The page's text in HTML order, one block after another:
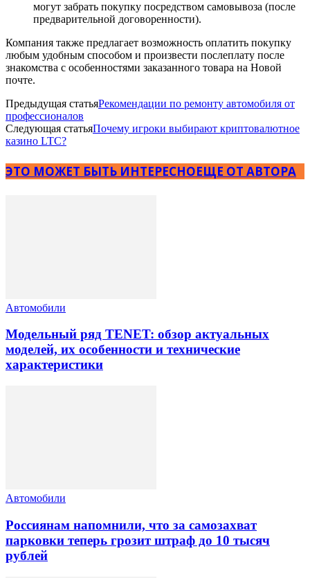
могут забрать покупку посредством самовывоза (после
предварительной договоренности).
Компания также предлагает возможность оплатить покупку
любым удобным способом и произвести послеплату после
знакомства с особенностями заказанного товара на Новой
почте.
Предыдущая статьяРекомендации по ремонту автомобиля от
профессионалов
Следующая статьяПочему игроки выбирают криптовалютное
казино LTC?
ЭТО МОЖЕТ БЫТЬ ИНТЕРЕСНОЕЩЕ ОТ АВТОРА
Автомобили
Модельный ряд TENET: обзор актуальных
моделей, их особенности и технические
характеристики
Автомобили
Россиянам напомнили, что за самозахват
парковки теперь грозит штраф до 10 тысяч
рублей